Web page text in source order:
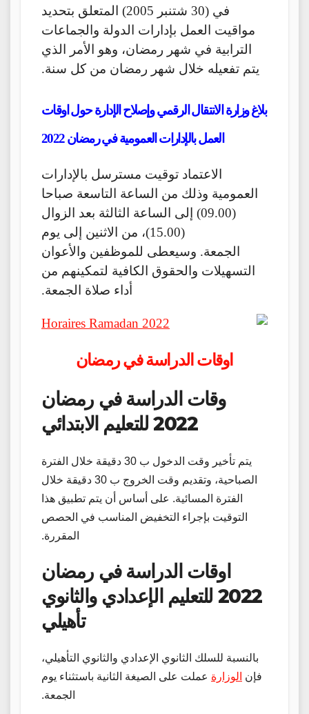
في (30 شتنبر 2005) المتعلق بتحديد
مواقيت العمل بإدارات الدولة والجماعات
الترابية في شهر رمضان، وهو الأمر الذي
يتم تفعيله خلال شهر رمضان من كل سنة.
بلاغ وزارة الانتقال الرقمي وإصلاح الإدارة حول اوقات
العمل بالإدارات العمومية في رمضان 2022
الاعتماد توقيت مسترسل بالإدارات
العمومية وذلك من الساعة التاسعة صباحا
(09.00) إلى الساعة الثالثة بعد الزوال
(15.00)، من الاثنين إلى يوم
الجمعة. وسيعطى للموظفين والأعوان
التسهيلات والحقوق الكافية لتمكينهم من
أداء صلاة الجمعة.
اوقات الدراسة في رمضان
وقات الدراسة في رمضان
2022 للتعليم الابتدائي
يتم تأخير وقت الدخول ب 30 دقيقة خلال الفترة
الصباحية، وتقديم وقت الخروج ب 30 دقيقة خلال
الفترة المسائية. على أساس أن يتم تطبيق هذا
التوقيت بإجراء التخفيض المناسب في الحصص
المقررة.
اوقات الدراسة في رمضان
2022 للتعليم الإعدادي والثانوي
تأهيلي
بالنسبة للسلك الثانوي الإعدادي والثانوي التأهيلي،
فإن الوزارة عملت على الصيغة الثانية باستثناء يوم
الجمعة.